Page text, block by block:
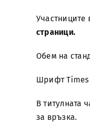
Участниците
страници.
Обем на
Шрифт Times
В титулната
за връзка.